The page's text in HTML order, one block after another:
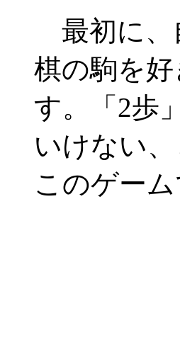
最初に、
棋の駒を
す。「2歩
いけない
このゲー